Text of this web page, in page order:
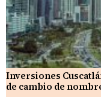
Inversiones
de cambio de